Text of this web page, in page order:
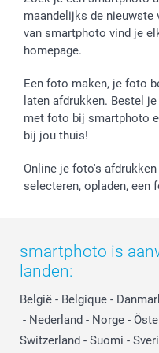
Vaderdag
Verjaardag
Geboorte
Wettelijke garantie
Privacybeleid
Cookiebeleid
Prijslijst
Jobs & Stages
Investor Relations
Grote bestellingen
Levering
Mijn orderstatus
smartfriends
maandelijks de nieuwste
van smartphoto vind je
homepage.
Een foto maken, je foto
laten afdrukken. Bestel
met foto bij smartphoto
bij jou thuis!
Online je foto's
selecteren, opladen, een
smartphoto is
landen:
België - Belgique -
- Nederland - Norge -
Switzerland - Suomi -